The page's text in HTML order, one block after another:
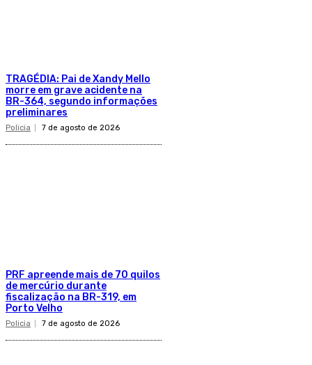
TRAGÉDIA: Pai de Xandy Mello
morre em grave acidente na
BR-364, segundo informações
preliminares
Policia 7 de agosto de 2026
PRF apreende mais de 70 quilos
de mercúrio durante
fiscalização na BR-319, em
Porto Velho
Policia 7 de agosto de 2026